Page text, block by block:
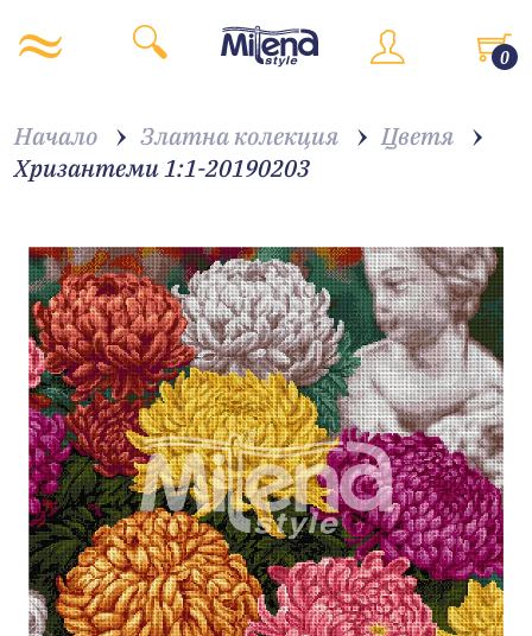
0
Начало Златна колекция
Цветя
Хризантеми 1:1-20190203